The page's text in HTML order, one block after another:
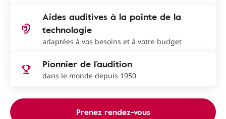
Aides auditives à la pointe de la
technologie
adaptées à vos besoins et à votre budget
Pionnier de l’audition
dans le monde depuis 1950
Prenez rendez-vous